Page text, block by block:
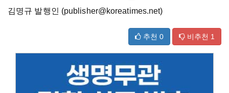
김명규 발행인 (publisher@koreatimes.net)
추천 0 비추천 1